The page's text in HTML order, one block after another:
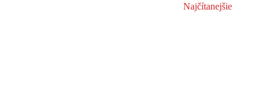
Najčítanejšie